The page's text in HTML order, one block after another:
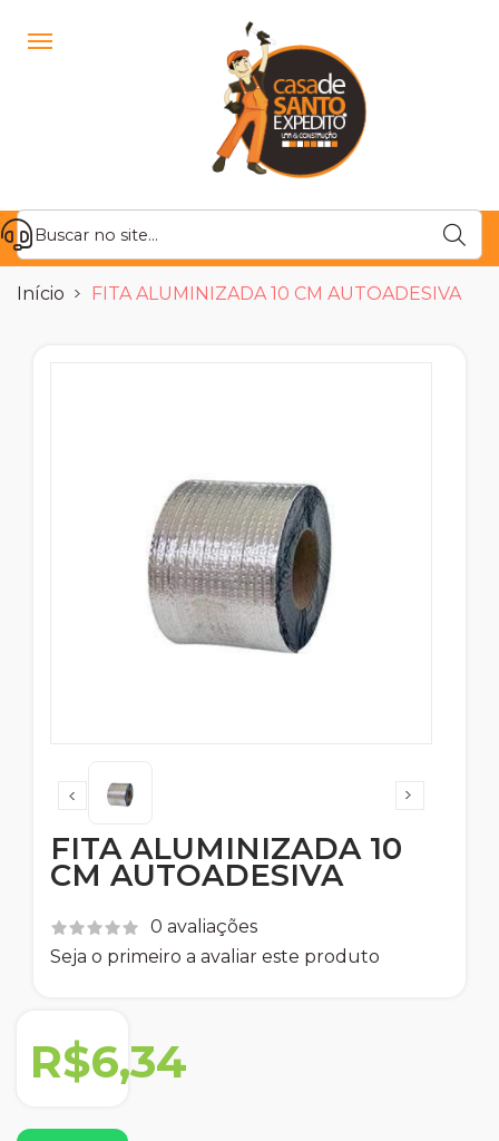
Início FITA ALUMINIZADA 10 CM AUTOADESIVA
FITA ALUMINIZADA 10
CM AUTOADESIVA
0 avaliações
Seja o primeiro a avaliar este produto
R$6,34